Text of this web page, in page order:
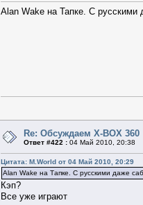
Alan Wake на Тапке. С русскими
Re: Обсуждаем X-BOX 360
Ответ #422 : 04 Май 2010, 20:38
Цитата: M.World от 04 Май 2010, 20:29
Alan Wake на Тапке. С русскими даже
Кэп?
Все уже играют